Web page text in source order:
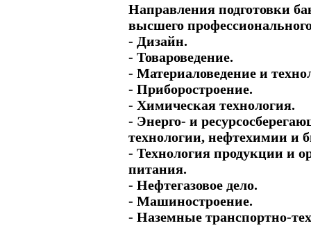
Направления подготовки
высшего
- Дизайн.
- Товароведение.
- Материаловедение и
- Приборостроение.
- Химическая технология.
- Энерго- и
технологии, нефтехимии и
- Технология продукции и
питания.
- Нефтегазовое дело.
- Машиностроение.
- Наземные транспортно-